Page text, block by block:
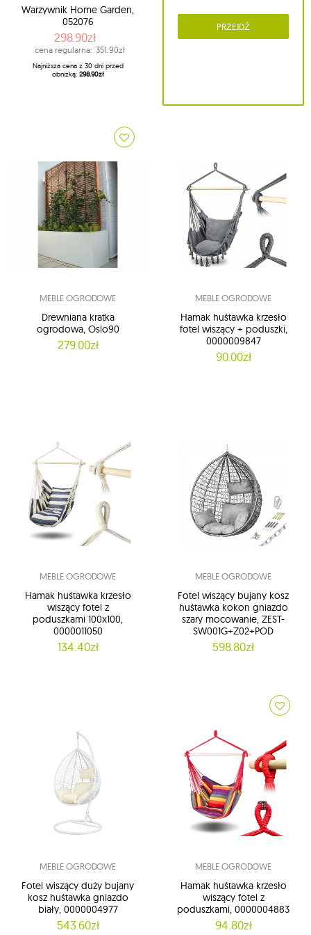
Warzywnik Home Garden,
052076
298.90zł
cena regularna: 351.90zł
Najniższa cena z 30 dni przed
obniżką: 298.90zł
PRZEJDŹ
MEBLE OGRODOWE
Drewniana kratka
ogrodowa, Oslo90
279.00zł
MEBLE OGRODOWE
Hamak huśtawka krzesło
fotel wiszący + poduszki,
0000009847
90.00zł
MEBLE OGRODOWE
Hamak huśtawka krzesło
wiszący fotel z
poduszkami 100x100,
0000011050
134.40zł
MEBLE OGRODOWE
Fotel wiszący bujany kosz
huśtawka kokon gniazdo
szary mocowanie, ZEST-
SW001G+Z02+POD
598.80zł
MEBLE OGRODOWE
Fotel wiszący duży bujany
kosz huśtawka gniazdo
biały, 0000004977
543.60zł
MEBLE OGRODOWE
Hamak huśtawka krzesło
wiszący fotel z
poduszkami, 0000004883
94.80zł